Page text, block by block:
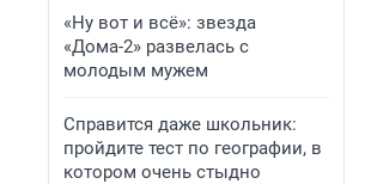
«Ну вот и всё»: звезда
«Дома-2» развелась с
молодым мужем
Справится даже школьник:
пройдите тест по географии, в
котором очень стыдно